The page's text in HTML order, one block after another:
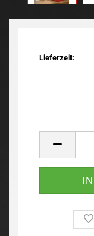
Lieferzeit: